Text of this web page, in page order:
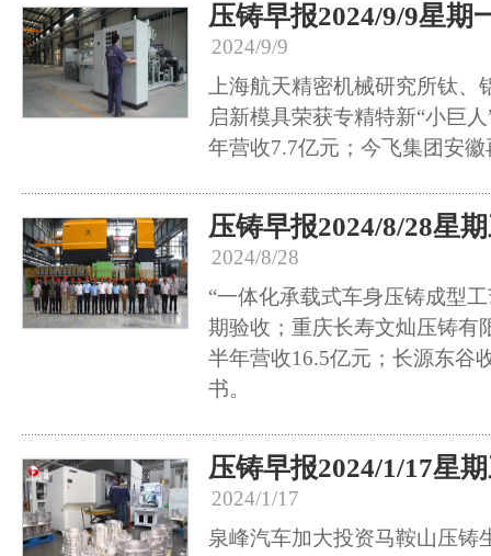
压铸早报2024/9/9星期
2024/9/9
上海航天精密机械研究所钛
启新模具荣获专精特新“小巨
年营收7.7亿元；今飞集团安
压铸早报2024/8/28星
2024/8/28
“一体化承载式车身压铸成型
期验收；重庆长寿文灿压铸有
半年营收16.5亿元；长源东谷
书。
压铸早报2024/1/17星
2024/1/17
泉峰汽车加大投资马鞍山压铸